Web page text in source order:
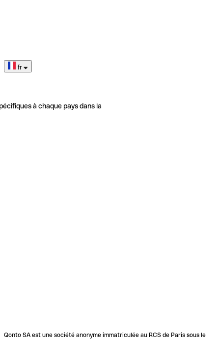
fr
à chaque pays dans la
Qonto SA est une société anonyme immatriculée au RCS de Paris sous le